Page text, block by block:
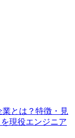
とは？特徴・見
現役エンジニア